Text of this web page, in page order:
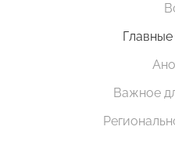
Важное